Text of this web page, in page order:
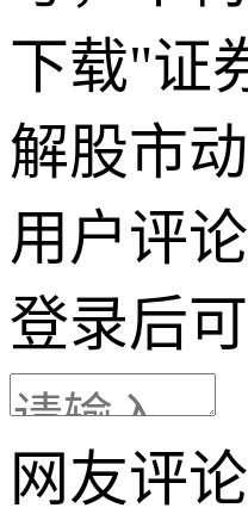
下载"证
解股市
用户评论
登录后
网友评